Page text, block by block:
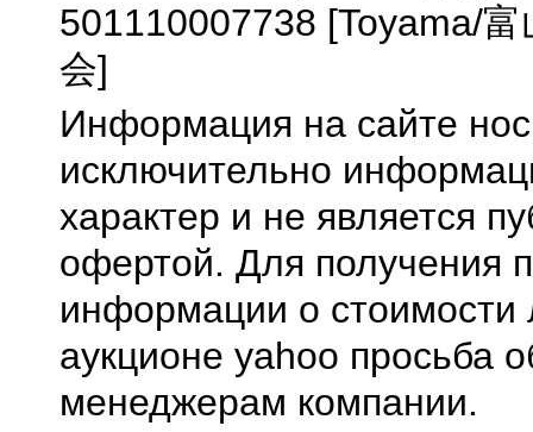
501110007738 [Toyama/
会]
Информация на сайте
исключительно
характер и не является
офертой. Для получения
информации о стоимости
аукционе yahoo просьба
менеджерам компании.